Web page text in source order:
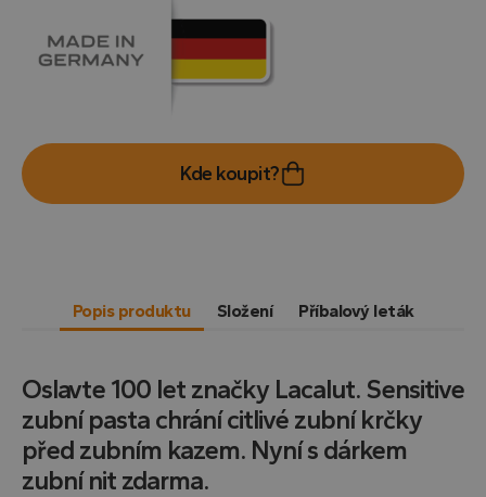
Kde koupit?
Popis produktu Složení Příbalový leták
Oslavte 100 let značky Lacalut. Sensitive
zubní pasta chrání citlivé zubní krčky
před zubním kazem. Nyní s dárkem
zubní nit zdarma.